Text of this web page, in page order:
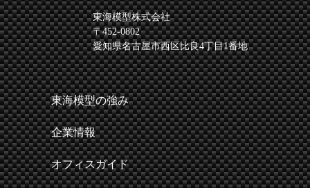
東海模型株式会社
〒452-0802
愛知県名古屋市西区比良4丁目1番地
東海模型の強み
企業情報
オフィスガイド